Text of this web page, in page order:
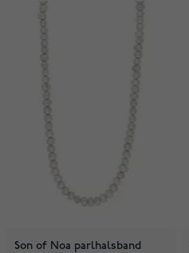
Son of Noa parlhalsband